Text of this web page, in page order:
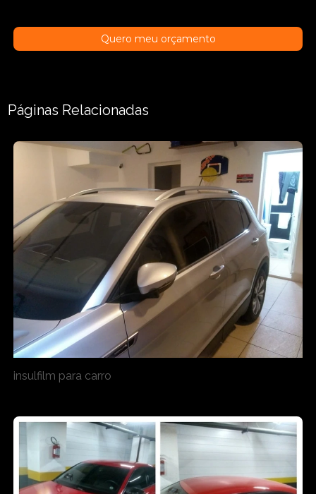
Quero meu orçamento
Páginas Relacionadas
insulfilm para carro